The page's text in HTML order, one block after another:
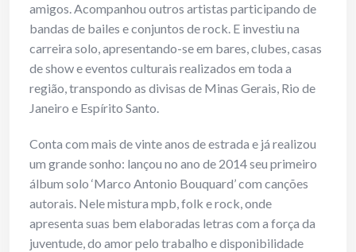
amigos. Acompanhou outros artistas participando de
bandas de bailes e conjuntos de rock. E investiu na
carreira solo, apresentando-se em bares, clubes, casas
de show e eventos culturais realizados em toda a
região, transpondo as divisas de Minas Gerais, Rio de
Janeiro e Espírito Santo.
Conta com mais de vinte anos de estrada e já realizou
um grande sonho: lançou no ano de 2014 seu primeiro
álbum solo ‘Marco Antonio Bouquard’ com canções
autorais. Nele mistura mpb, folk e rock, onde
apresenta suas bem elaboradas letras com a força da
juventude, do amor pelo trabalho e disponibilidade